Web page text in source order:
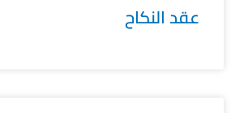
عقد النكاح